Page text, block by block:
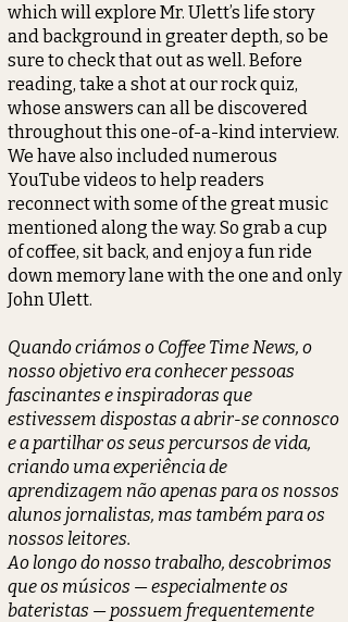
which will explore Mr. Ulett’s life story
and background in greater depth, so be
sure to check that out as well. Before
reading, take a shot at our rock quiz,
whose answers can all be discovered
throughout this one-of-a-kind interview.
We have also included numerous
YouTube videos to help readers
reconnect with some of the great music
mentioned along the way. So grab a cup
of coffee, sit back, and enjoy a fun ride
down memory lane with the one and only
John Ulett.
Quando criámos o Coffee Time News, o
nosso objetivo era conhecer pessoas
fascinantes e inspiradoras que
estivessem dispostas a abrir-se connosco
e a partilhar os seus percursos de vida,
criando uma experiência de
aprendizagem não apenas para os nossos
alunos jornalistas, mas também para os
nossos leitores.
Ao longo do nosso trabalho, descobrimos
que os músicos — especialmente os
bateristas — possuem frequentemente